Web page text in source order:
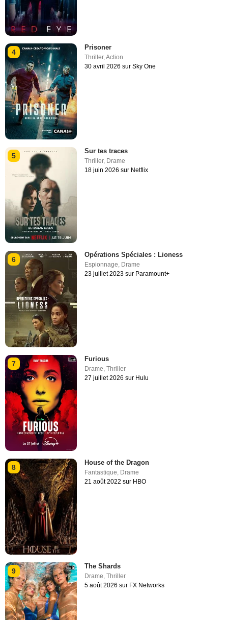
4
Prisoner
Thriller,Action
30 avril 2026 sur Sky One
5
Sur tes traces
Thriller, Drame
18 juin 2026 sur Netflix
6
Opérations Spéciales : Lioness
Espionnage, Drame
23 juillet 2023 sur Paramount+
7
Furious
Drame ,Thriller
27 juillet 2026 sur Hulu
8
House of the Dragon
Fantastique, Drame
21 août 2022 sur HBO
9
The Shards
Drame,Thriller
5 août 2026 sur FX Networks